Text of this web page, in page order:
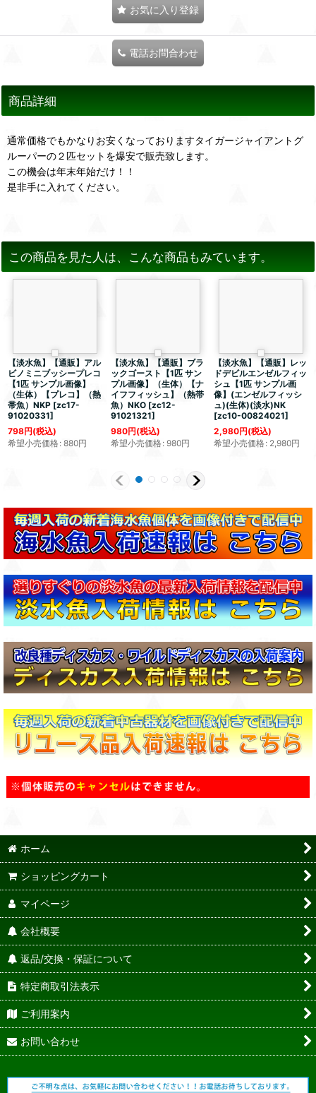
お気に入り登録
電話お問合わせ
商品詳細
通常価格でもかなりお安くなっておりますタイガージャイアントグ
ルーパーの２匹セットを爆安で販売致します。
この機会は年末年始だけ！！
是非手に入れてください。
この商品を見た人は、こんな商品もみています。
【淡水魚】【通販】アル
ビノミニブッシープレコ
【1匹 サンプル画像】
（生体）【プレコ】（熱
帯魚）NKP [zc17-
91020331]
798円(税込)
希望小売価格: 880円
【淡水魚】【通販】ブラ
ックゴースト【1匹 サン
プル画像】（生体）【ナ
イフフィッシュ】（熱帯
魚）NKO [zc12-
91021321]
980円(税込)
希望小売価格: 980円
【淡水魚】【通販】レッ
ドデビルエンゼルフィッ
シュ【1匹 サンプル画
像】(エンゼルフィッシ
ュ)(生体)(淡水)NK
[zc10-00824021]
2,980円(税込)
希望小売価格: 2,980円
ホーム
ショッピングカート
マイページ
会社概要
返品/交換・保証について
特定商取引法表示
ご利用案内
お問い合わせ